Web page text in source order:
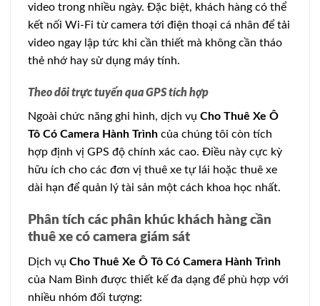
video trong nhiều ngày. Đặc biệt, khách hàng có thể
kết nối Wi-Fi từ camera tới điện thoại cá nhân để tải
video ngay lập tức khi cần thiết mà không cần tháo
thẻ nhớ hay sử dụng máy tính.
Theo dõi trực tuyến qua GPS tích hợp
Ngoài chức năng ghi hình, dịch vụ Cho Thuê Xe Ô
Tô Có Camera Hành Trình của chúng tôi còn tích
hợp định vị GPS độ chính xác cao. Điều này cực kỳ
hữu ích cho các đơn vị thuê xe tự lái hoặc thuê xe
dài hạn để quản lý tài sản một cách khoa học nhất.
Phân tích các phân khúc khách hàng cần
thuê xe có camera giám sát
Dịch vụ Cho Thuê Xe Ô Tô Có Camera Hành Trình
của Nam Bình được thiết kế đa dạng để phù hợp với
nhiều nhóm đối tượng: